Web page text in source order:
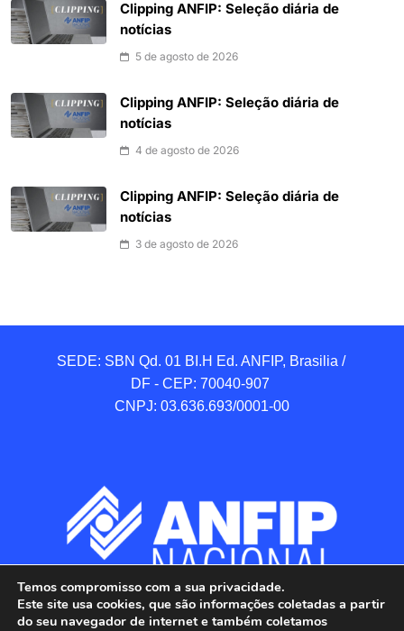
Clipping ANFIP: Seleção diária de
notícias
5 de agosto de 2026
Clipping ANFIP: Seleção diária de
notícias
4 de agosto de 2026
Clipping ANFIP: Seleção diária de
notícias
3 de agosto de 2026
SEDE: SBN Qd. 01 BI.H Ed. ANFIP, Brasilia /
DF - CEP: 70040-907
CNPJ: 03.636.693/0001-00
Temos compromisso com a sua privacidade.
Este site usa cookies, que são informações coletadas a partir
do seu navegador de internet e também coletamos